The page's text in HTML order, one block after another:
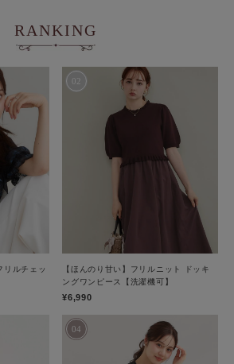
RANKING
リルチェッ
【ほんのり甘い】フリルニット ドッキ
ングワンピース【洗濯機可】
¥6,990